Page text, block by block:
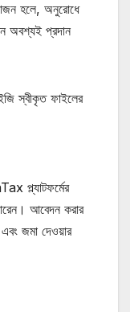
হলে, অনুরোধে
অবশ্যই প্রদান
স্বীকৃত ফাইলের
প্ল্যাটফর্মের
আবেদন করার
জমা দেওয়ার